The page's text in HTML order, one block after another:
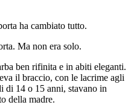
ha cambiato tutto.
Ma non era solo.
ben rifinita e in abiti eleganti.
il braccio, con le lacrime agli
di 14 o 15 anni, stavano in
della madre.